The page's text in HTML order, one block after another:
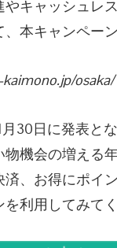
やキャッシュレ
、本キャンペー
osaka/
30日に発表とな
機会の増える年
済、お得にポイ
利用してみてく